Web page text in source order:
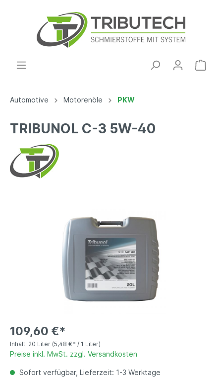
Automotive Motorenöle PKW
TRIBUNOL C-3 5W-40
109,60 €*
Inhalt: 20 Liter (5,48 €* / 1 Liter)
Preise inkl. MwSt. zzgl. Versandkosten
Sofort verfügbar, Lieferzeit: 1-3 Werktage